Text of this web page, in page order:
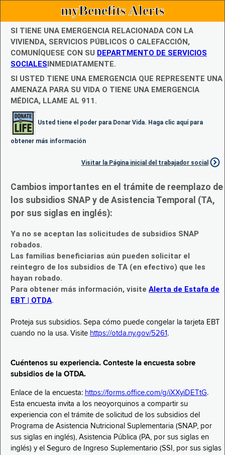
myBenefits Alerts
SI TIENE UNA EMERGENCIA RELACIONADA CON LA
VIVIENDA, SERVICIOS PÚBLICOS O CALEFACCIÓN,
COMUNÍQUESE CON SU DEPARTMENTO DE SERVICIOS
SOCIALESINMEDIATAMENTE.
SI USTED TIENE UNA EMERGENCIA QUE REPRESENTE UNA
AMENAZA PARA SU VIDA O TIENE UNA EMERGENCIA
MÉDICA, LLAME AL 911.
Usted tiene el poder para Donar Vida. Haga clic aquí para
obtener más información
Visitar la Página inicial del trabajador social
Cambios importantes en el trámite de reemplazo de
los subsidios SNAP y de Asistencia Temporal (TA,
por sus siglas en inglés):
Ya no se aceptan las solicitudes de subsidios SNAP
robados.
Las familias beneficiarias aún pueden solicitar el
reintegro de los subsidios de TA (en efectivo) que les
hayan robado.
Para obtener más información, visite Alerta de Estafa de
EBT | OTDA.
Proteja sus subsidios. Sepa cómo puede congelar la tarjeta EBT
cuando no la usa. Visite https://otda.ny.gov/5261 .
Cuéntenos su experiencia. Conteste la encuesta sobre
subsidios de la OTDA.
Enlace de la encuesta: https://forms.office.com/g/iXXyiDETtG.
Esta encuesta invita a los neoyorquinos a compartir su
experiencia con el trámite de solicitud de los subsidios del
Programa de Asistencia Nutricional Suplementaria (SNAP, por
sus siglas en inglés), Asistencia Pública (PA, por sus siglas en
inglés) y el Seguro de Ingreso Suplementario (SSI, por sus siglas